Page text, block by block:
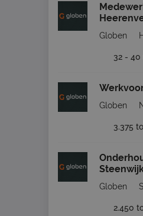
Globen
32 - 40
Globen
3.375
Globen
2.450